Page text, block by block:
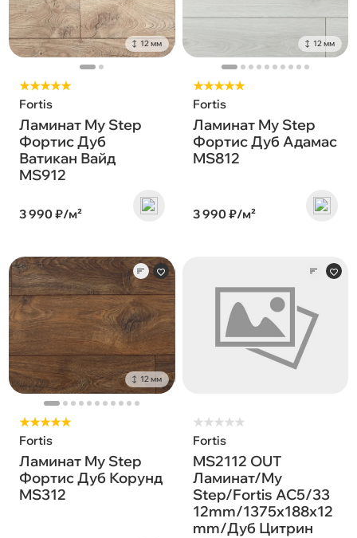
12 мм
★★★★★
Fortis
Ламинат My Step
Фортис Дуб
Ватикан Вайд
MS912
3 990 ₽/м²
12 мм
★★★★★
Fortis
Ламинат My Step
Фортис Дуб Адамас
MS812
3 990 ₽/м²
12 мм
★★★★★
Fortis
Ламинат My Step
Фортис Дуб Корунд
MS312
★★★★★
Fortis
MS2112 OUT
Ламинат/My
Step/Fortis AC5/33
12mm/1375x188x12
mm/Дуб Цитрин